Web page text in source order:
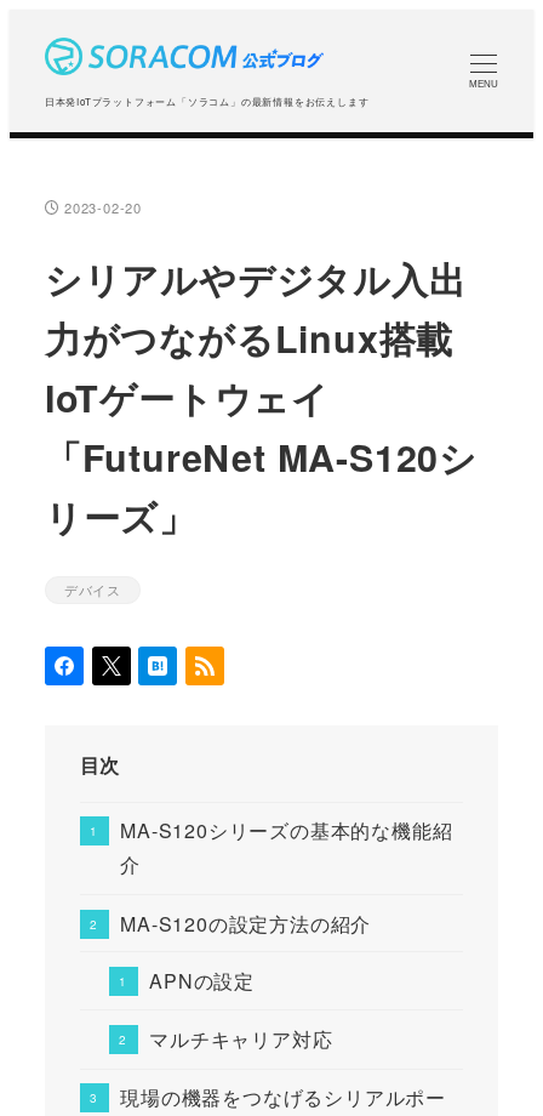
コ
日本発IoTプラットフォーム「ソラコム」の最新情報をお伝えします
MENU
投稿日
2023-02-20
シリアルやデジタル入出
力がつながるLinux搭載
IoTゲートウェイ
「FutureNet MA-S120シ
リーズ」
カテゴリー
デバイス
目次
MA-S120シリーズの基本的な機能紹
介
MA-S120の設定方法の紹介
APNの設定
マルチキャリア対応
現場の機器をつなげるシリアルポー